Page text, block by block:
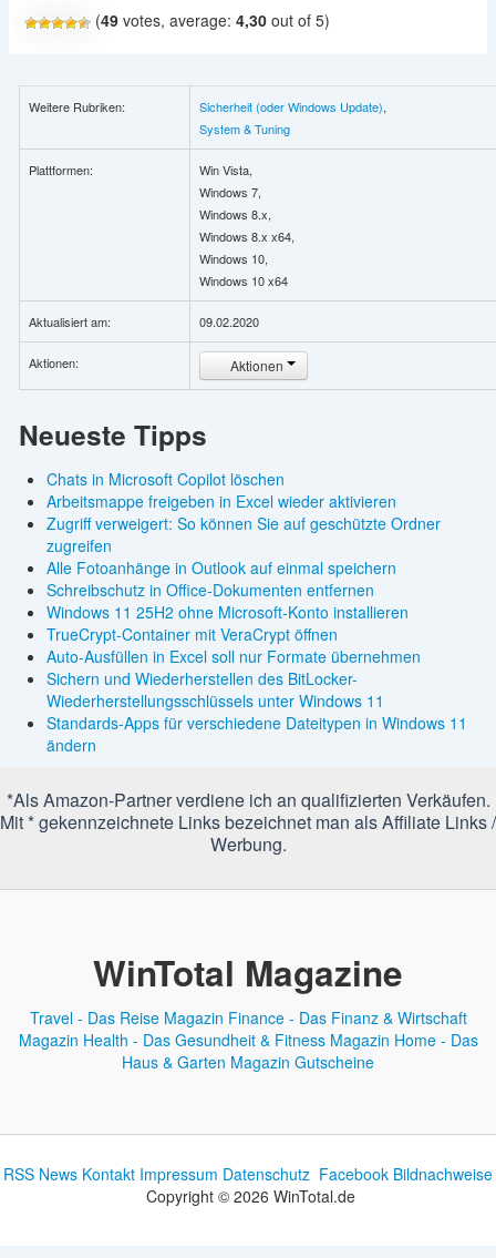
(49votes, average: 4,30out of 5)
Weitere Rubriken: Sicherheit (oder Windows Update),
System & Tuning
Plattformen:
Win Vista,
Windows 7,
Windows 8.x,
Windows 8.x x64,
Windows 10,
Windows 10 x64
Aktualisiert am: 09.02.2020
Aktionen: Aktionen
Neueste Tipps
Chats in Microsoft Copilot löschen
Arbeitsmappe freigeben in Excel wieder aktivieren
Zugriff verweigert: So können Sie auf geschützte Ordner
zugreifen
Alle Fotoanhänge in Outlook auf einmal speichern
Schreibschutz in Office-Dokumenten entfernen
Windows 11 25H2 ohne Microsoft-Konto installieren
TrueCrypt-Container mit VeraCrypt öffnen
Auto-Ausfüllen in Excel soll nur Formate übernehmen
Sichern und Wiederherstellen des BitLocker-
Wiederherstellungsschlüssels unter Windows 11
Standards-Apps für verschiedene Dateitypen in Windows 11
ändern
*Als Amazon-Partner verdiene ich an qualifizierten Verkäufen.
Mit * gekennzeichnete Links bezeichnet man als Affiliate Links /
Werbung.
WinTotal Magazine
Travel - Das Reise Magazin Finance - Das Finanz & Wirtschaft
Magazin Health - Das Gesundheit & Fitness Magazin Home - Das
Haus & Garten Magazin Gutscheine
RSS News Kontakt Impressum Datenschutz Facebook Bildnachweise
Copyright © 2026 WinTotal.de